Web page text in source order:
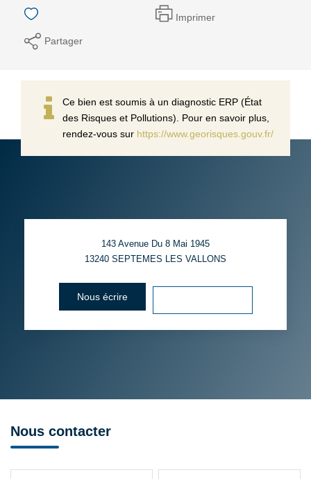
Imprimer
Partager
Ce bien est soumis à un diagnostic ERP (État
des Risques et Pollutions). Pour en savoir plus,
rendez-vous sur https://www.georisques.gouv.fr/
143 Avenue Du 8 Mai 1945
13240 SEPTEMES LES VALLONS
Nous écrire
Nous contacter